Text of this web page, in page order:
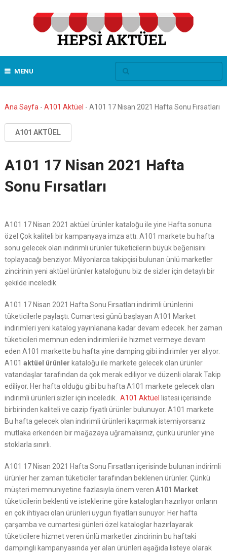
MENU
Ana Sayfa - A101 Aktüel - A101 17 Nisan 2021 Hafta Sonu Fırsatları
A101 AKTÜEL
A101 17 Nisan 2021 Hafta
Sonu Fırsatları
A101 17 Nisan 2021 aktüel ürünler kataloğu ile yine Hafta sonuna
özel Çok kaliteli bir kampanyaya imza attı. A101 markete bu hafta
sonu gelecek olan indirimli ürünler tüketicilerin büyük beğenisini
toplayacağı benziyor. Milyonlarca takipçisi bulunan ünlü marketler
zincirinin yeni aktüel ürünler kataloğunu biz de sizler için detaylı bir
şekilde inceledik.
A101 17 Nisan 2021 Hafta Sonu Fırsatları indirimli ürünlerini
tüketicilerle paylaştı. Cumartesi günü başlayan A101 Market
indirimleri yeni katalog yayınlanana kadar devam edecek. her zaman
tüketicileri memnun eden indirimleri ile hizmet vermeye devam
eden A101 markette bu hafta yine damping gibi indirimler yer alıyor.
A101 aktüel ürünler kataloğu ile markete gelecek olan ürünler
vatandaşlar tarafından da çok merak ediliyor ve düzenli olarak Takip
ediliyor. Her hafta olduğu gibi bu hafta A101 markete gelecek olan
indirimli ürünleri sizler için inceledik. A101 Aktüel
listesi içerisinde
birbirinden kaliteli ve cazip fiyatlı ürünler bulunuyor. A101 markete
Bu hafta gelecek olan indirimli ürünleri kaçırmak istemiyorsanız
mutlaka erkenden bir mağazaya uğramalısınız, çünkü ürünler yine
stoklarla sınırlı.
A101 17 Nisan 2021 Hafta Sonu Fırsatları içerisinde bulunan indirimli
ürünler her zaman tüketiciler tarafından beklenen ürünler. Çünkü
müşteri memnuniyetine fazlasıyla önem veren A101 Market
tüketicilerin beklenti ve isteklerine göre katalogları hazırlıyor onların
en çok ihtiyacı olan ürünleri uygun fiyatları sunuyor. Her hafta
çarşamba ve cumartesi günleri özel kataloglar hazırlayarak
tüketicilere hizmet veren ünlü marketler zincirinin bu haftaki
dampingli kampanyasında yer alan ürünleri aşağıda listeye olarak